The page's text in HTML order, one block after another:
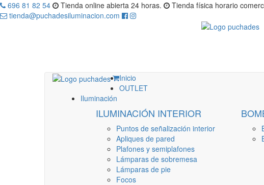
696 81 82 54 Tienda online abierta 24 horas.
Tienda física horario
tienda@puchadesiluminacion.com
Inicio
OUTLET
Iluminación
ILUMINACIÓN INTERIOR
Puntos de señalización interior
Apliques de pared
Plafones y semiplafones
Lámparas de sobremesa
Lámparas de pie
Focos